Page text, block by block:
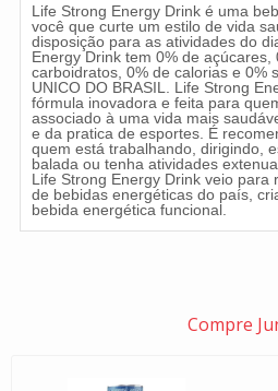
Life Strong Energy Drink é uma
você que curte um estilo de vida
disposição para as atividades do
Energy Drink tem 0% de açúcares,
carboidratos, 0% de calorias e 0%
UNICO DO BRASIL. Life Strong
fórmula inovadora e feita para
associado à uma vida mais
e da pratica de esportes. É
quem está trabalhando, dirigindo,
balada ou tenha atividades
Life Strong Energy Drink veio para
de bebidas energéticas do país,
bebida energética funcional.
Compre